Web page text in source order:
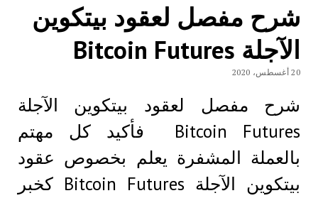
شرح مفصل لعقود بيتكوين
الآجلة Bitcoin Futures
20 أغسطس، 2020
شرح مفصل لعقود بيتكوين الآجلة
Bitcoin Futures فأكيد كل مهتم
بالعملة المشفرة يعلم بخصوص عقود
بيتكوين الآجلة Bitcoin Futures كخبر